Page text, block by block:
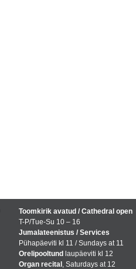
Toomkirik avatud / Cathedral open
T-P/Tue-Su 10 – 16
Jumalateenistus / Services
Pühapäeviti kl 11 / Sundays at 11
Orelipooltund laupäeviti kl 12
Organ recital , Saturdays at 12